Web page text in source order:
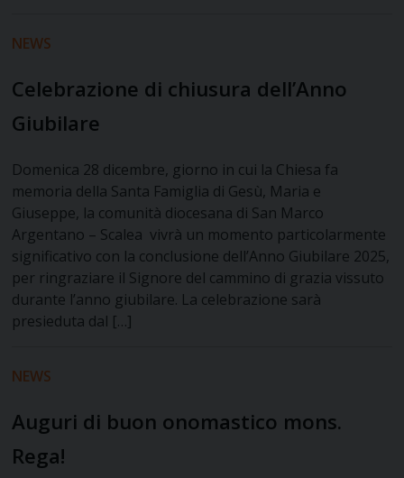
NEWS
Celebrazione di chiusura dell’Anno
Giubilare
Domenica 28 dicembre, giorno in cui la Chiesa fa
memoria della Santa Famiglia di Gesù, Maria e
Giuseppe, la comunità diocesana di San Marco
Argentano – Scalea vivrà un momento particolarmente
significativo con la conclusione dell’Anno Giubilare 2025,
per ringraziare il Signore del cammino di grazia vissuto
durante l’anno giubilare. La celebrazione sarà
presieduta dal […]
NEWS
Auguri di buon onomastico mons.
Rega!